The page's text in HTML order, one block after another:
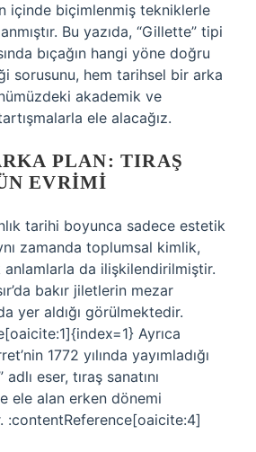
içinde biçimlenmiş tekniklerle
Bu yazıda, “Gillette” tipi
bıçağın hangi yöne doğru
sorusunu, hem tarihsel bir arka
akademik ve
ele alacağız.
PLAN: TIRAŞ
EVRIMI
tarihi boyunca sadece estetik
zamanda toplumsal kimlik,
da ilişkilendirilmiştir.
bakır jiletlerin mezar
yer aldığı görülmektedir.
Ayrıca
1772 yılında yayımladığı
eser, tıraş sanatını
ele alan erken dönemi
:contentReference[oaicite:4]